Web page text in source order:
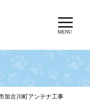
MENU
加古川町アンテナ工事